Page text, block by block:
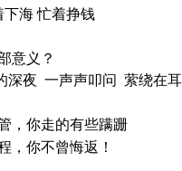
下海 忙着挣钱
意义？
深夜 一声声叩问 萦绕在
，你走的有些蹒跚
，你不曾悔返！